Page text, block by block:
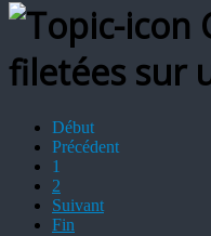
filetées sur
Début
Précédent
1
2
Suivant
Fin